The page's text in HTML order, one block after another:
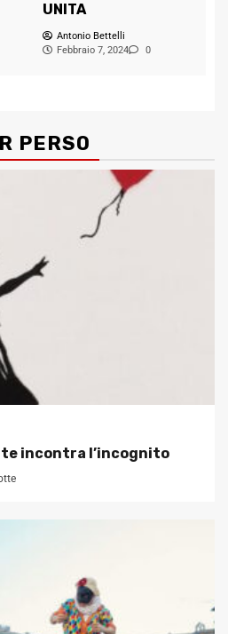
UNITA
Antonio Bettelli
Febbraio 7, 2024
0
PERSO
incontra l’incognito